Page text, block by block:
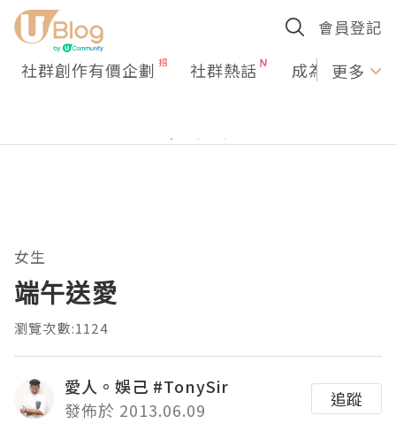
會員登記
社群創作有價企劃 社群熱話 成為U更多
女生
端午送愛
瀏覽次數:1124
愛人。娛己 #TonySir
發佈於 2013.06.09
追蹤